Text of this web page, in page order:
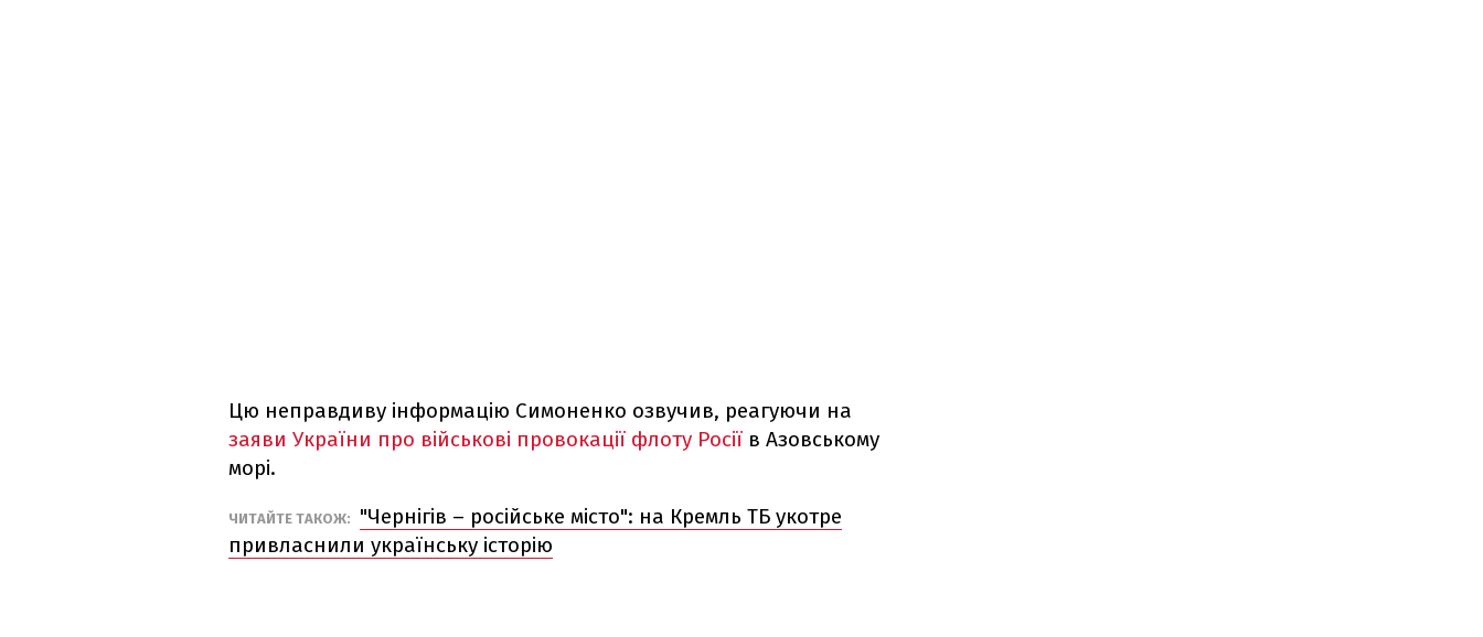
Цю неправдиву інформацію Симоненко озвучив, реагуючи на
заяви України про військові провокації флоту Росії в Азовському
морі.
ЧИТАЙТЕ ТАКОЖ:
"Чернігів – російське місто": на Кремль ТБ укотре
привласнили українську історію